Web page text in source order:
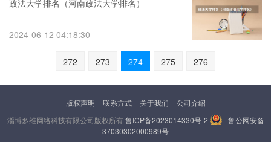
政法大学排名（河南政法大学排名）
2024-06-12 04:18:30
272 273 274 275 276
版权声明 联系方式 关于我们
公司介绍
淄博多维网络科技有限公司版权所有鲁ICP备2023014330号-2
鲁公网安备
37030302000989号